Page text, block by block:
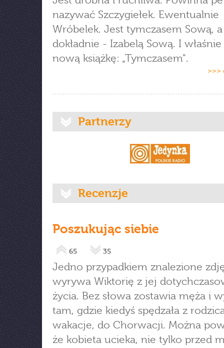
nazywać Szczygiełek. Ewentualnie
Wróbelek. Jest tymczasem Sową, a
dokładnie - Izabelą Sową. I właśnie
nową książkę: „Tymczasem".
>>>
Partnerzy
Recenzje
Poszukując siebie
65 35
Jedno przypadkiem znalezione
wyrywa Wiktorię z jej
życia. Bez słowa zostawia męża i
tam, gdzie kiedyś spędzała z
wakacje, do Chorwacji. Można
że kobieta ucieka, nie tylko przed